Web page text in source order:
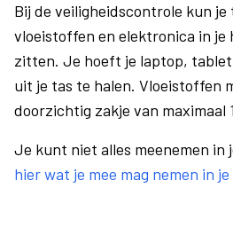
Bij de veiligheidscontrole kun je
vloeistoffen en elektronica in je
zitten. Je hoeft je laptop,
uit je tas te halen. Vloeistoffen
doorzichtig zakje van
Je kunt niet alles meenemen in
hier wat je mee mag nemen in